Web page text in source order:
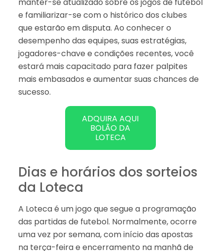
manter-se atualizado sobre os jogos de futebol
e familiarizar-se com o histórico dos clubes
que estarão em disputa. Ao conhecer o
desempenho das equipes, suas estratégias,
jogadores-chave e condições recentes, você
estará mais capacitado para fazer palpites
mais embasados e aumentar suas chances de
sucesso.
ADQUIRA AQUI
BOLÃO DA
LOTECA
Dias e horários dos sorteios
da Loteca
A Loteca é um jogo que segue a programação
das partidas de futebol. Normalmente, ocorre
uma vez por semana, com início das apostas
na terça-feira e encerramento na manhã de